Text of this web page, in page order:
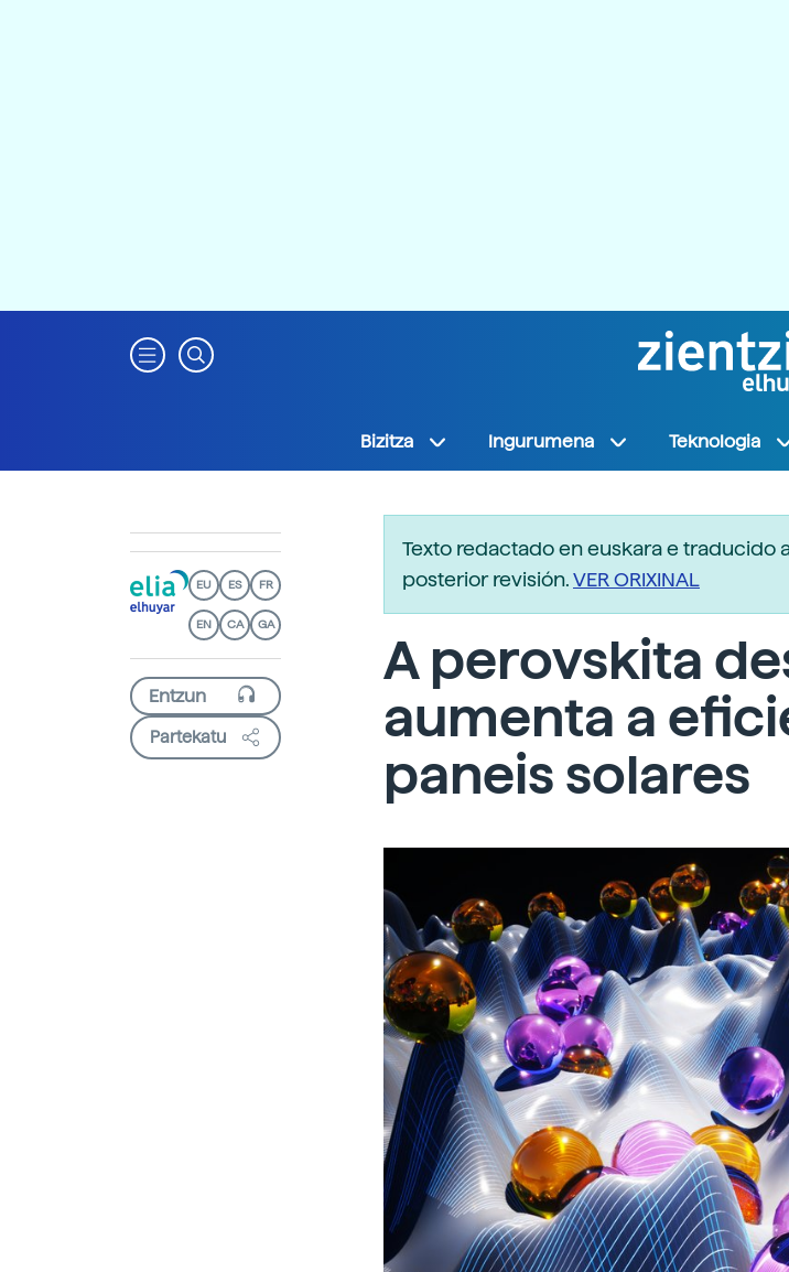
Bizitza Ingurumena Teknologia
EU ES FR
EN CA GA
Partekatu
Texto redactado en euskara e
posterior revisión.VER ORIXINAL
A perovskita
aumenta a
paneis solares